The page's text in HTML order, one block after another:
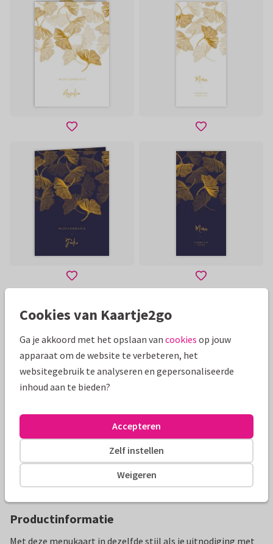
Toon meer
Mooie extra's bij je kaart
Productinformatie
Met deze menukaart in dezelfde stijl als je uitnodiging met
Cookies van Kaartje2go
Ga je akkoord met het opslaan van cookies op jouw
apparaat om de website te verbeteren, het
websitegebruik te analyseren en gepersonaliseerde
inhoud aan te bieden?
Weigeren
Zelf instellen
Accepteren